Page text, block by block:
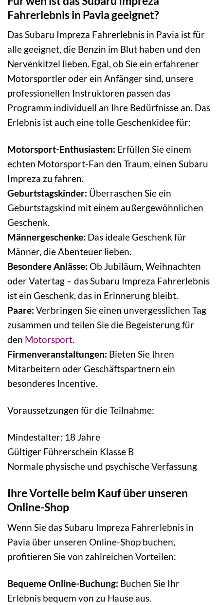
Fahrerlebnis in Pavia geeignet?
Das Subaru Impreza Fahrerlebnis in Pavia ist für
alle geeignet, die Benzin im Blut haben und den
Nervenkitzel lieben. Egal, ob Sie ein erfahrener
Motorsportler oder ein Anfänger sind, unsere
professionellen Instruktoren passen das
Programm individuell an Ihre Bedürfnisse an. Das
Erlebnis ist auch eine tolle Geschenkidee für:
Motorsport-Enthusiasten: Erfüllen Sie einem
echten Motorsport-Fan den Traum, einen Subaru
Impreza zu fahren.
Geburtstagskinder: Überraschen Sie ein
Geburtstagskind mit einem außergewöhnlichen
Geschenk.
Männergeschenke: Das ideale Geschenk für
Männer, die Abenteuer lieben.
Besondere Anlässe: Ob Jubiläum, Weihnachten
oder Vatertag – das Subaru Impreza Fahrerlebnis
ist ein Geschenk, das in Erinnerung bleibt.
Paare: Verbringen Sie einen unvergesslichen Tag
zusammen und teilen Sie die Begeisterung für
den Motorsport.
Firmenveranstaltungen: Bieten Sie Ihren
Mitarbeitern oder Geschäftspartnern ein
besonderes Incentive.
Voraussetzungen für die Teilnahme:
Mindestalter: 18 Jahre
Gültiger Führerschein Klasse B
Normale physische und psychische Verfassung
Ihre Vorteile beim Kauf über unseren
Online-Shop
Wenn Sie das Subaru Impreza Fahrerlebnis in
Pavia über unseren Online-Shop buchen,
profitieren Sie von zahlreichen Vorteilen:
Bequeme Online-Buchung: Buchen Sie Ihr
Erlebnis bequem von zu Hause aus.